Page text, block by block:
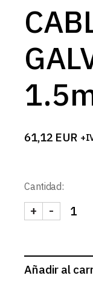
61,12 EUR
Cantidad:
CABLE
-
+
Añadir al